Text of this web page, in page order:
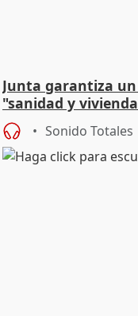
Junta garantiza
"sanidad y
Sonido Totales